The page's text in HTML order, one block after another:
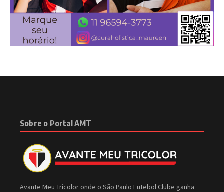
Sobre o Portal AMT
Avante Meu Tricolor onde o São Paulo Futebol Clube ganha